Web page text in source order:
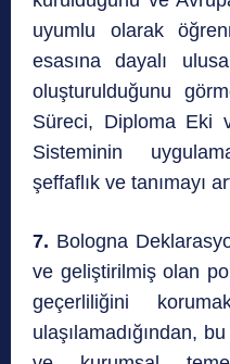
uyumlu olarak
esasına dayalı
oluşturulduğunu
Süreci, Diploma Eki
Sisteminin
şeffaflık ve tanımayı
7. Bologna
ve geliştirilmiş olan
geçerliliğini
ulaşılamadığından,